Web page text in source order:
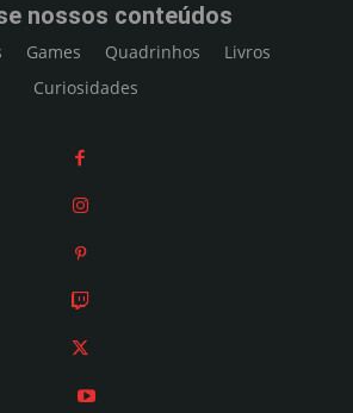
nossos conteúdos
Games Quadrinhos
Livros
Curiosidades